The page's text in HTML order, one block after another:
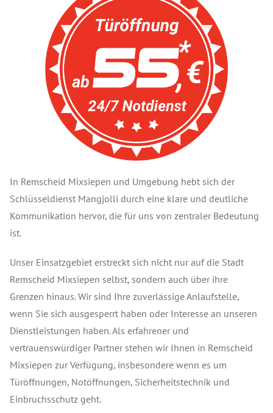
In Remscheid Mixsiepen und Umgebung hebt sich der
Schlüsseldienst Mangjolli durch eine klare und deutliche
Kommunikation hervor, die für uns von zentraler Bedeutung
ist.
Unser Einsatzgebiet erstreckt sich nicht nur auf die Stadt
Remscheid Mixsiepen selbst, sondern auch über ihre
Grenzen hinaus. Wir sind Ihre zuverlässige Anlaufstelle,
wenn Sie sich ausgesperrt haben oder Interesse an unseren
Dienstleistungen haben. Als erfahrener und
vertrauenswürdiger Partner stehen wir Ihnen in Remscheid
Mixsiepen zur Verfügung, insbesondere wenn es um
Türöffnungen, Notöffnungen, Sicherheitstechnik und
Einbruchsschutz geht.